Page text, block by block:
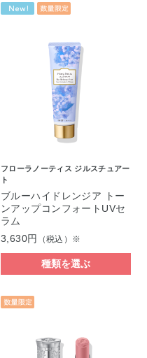
フローラノーティス ジルスチュアー
ト
ブルーハイドレンジア トー
ンアップコンフォートUVセ
ラム
3,630円
（税込）※
種類を選ぶ